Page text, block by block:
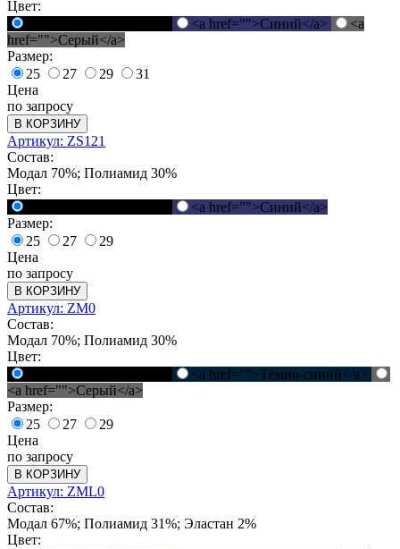
Цвет:
<a href="">Синий</a>
<a
href="">Серый</a>
Размер:
25
27 29
31
Цена
по запросу
В КОРЗИНУ
Артикул: ZS121
Состав:
Модал 70%; Полиамид 30%
Цвет:
<a href="">Синий</a>
Размер:
25
27
29
Цена
по запросу
В КОРЗИНУ
Артикул: ZM0
Состав:
Модал 70%; Полиамид 30%
Цвет:
<a href="">Тёмно-синий</a>
<a href="">Серый</a>
Размер:
25
27
29
Цена
по запросу
В КОРЗИНУ
Артикул: ZML0
Состав:
Модал 67%; Полиамид 31%; Эластан 2%
Цвет: